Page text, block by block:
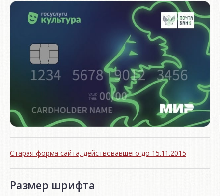
Старая форма сайта, действовавшего до 15.11.2015
Размер шрифта